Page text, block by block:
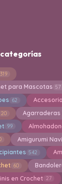
319
para Mascotas 57
62
20 Agarraderas
99
Amigurumi
542
60
en Crochet 27